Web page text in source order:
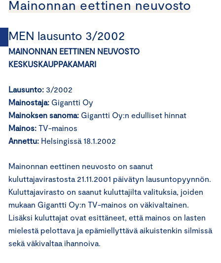
Mainonnan eettinen neuvosto
MEN lausunto 3/2002
MAINONNAN EETTINEN NEUVOSTO
KESKUSKAUPPAKAMARI
Lausunto: 3/2002
Mainostaja: Gigantti Oy
Mainoksen sanoma: Gigantti Oy:n edulliset hinnat
Mainos: TV-mainos
Annettu: Helsingissä 18.1.2002
Mainonnan eettinen neuvosto on saanut
kuluttajavirastosta 21.11.2001 päivätyn lausuntopyynnön.
Kuluttajavirasto on saanut kuluttajilta valituksia, joiden
mukaan Gigantti Oy:n TV-mainos on väkivaltainen.
Lisäksi kuluttajat ovat esittäneet, että mainos on lasten
mielestä pelottava ja epämiellyttävä aikuistenkin silmissä
sekä väkivaltaa ihannoiva.